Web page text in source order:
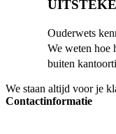
Ouderwets
We weten hoe
buiten
We staan altijd voor je
Contactinformatie